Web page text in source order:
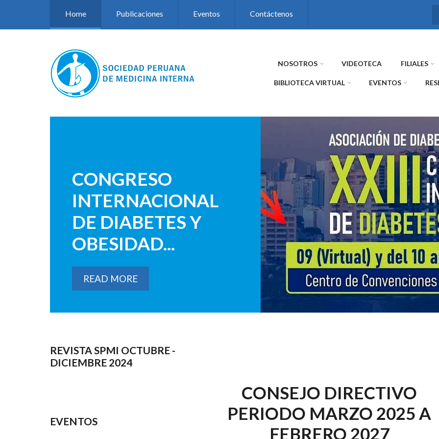
Home Publicaciones Eventos Contáctenos
NOSOTROS VIDEOTECA FILIALES
BIBLIOTECA VIRTUAL EVENTOS
CONGRESO
INTERNACIONAL
DE DIABETES Y
OBESIDAD...
READ MORE
REVISTA SPMI OCTUBRE -
DICIEMBRE 2024
EVENTOS
CONSEJO DIRECTIVO
PERIODO MARZO 2025 A
FEBRERO 2027